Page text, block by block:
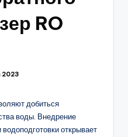
RO
2023
добиться
воды. Внедрение
открывает